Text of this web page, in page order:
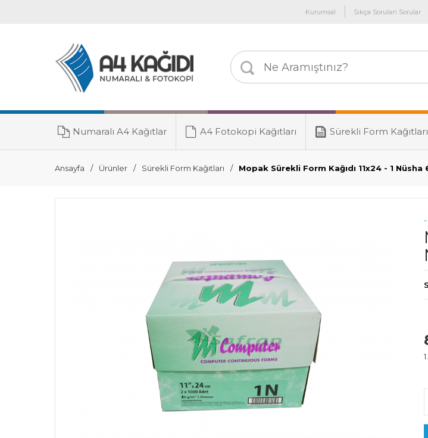
Kurumsal Sıkça Sorulan Sorular
Numaralı A4 Kağıtlar A4 Fotokopi Kağıtları Sürekli Form Kağıtları
Toner Grubu
Ansayfa Ürünler Sürekli Form Kağıtları Mopak Sürekli Form Kağıdı 11x24 - 1